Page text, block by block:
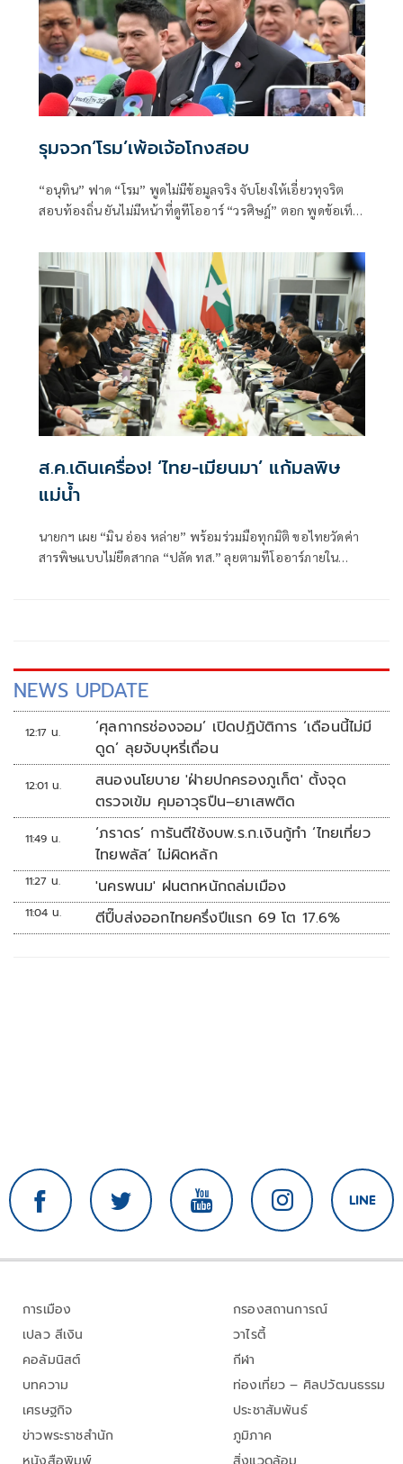
รุมจวก‘โรม’เพ้อเจ้อโกงสอบ
“อนุทิน” ฟาด “โรม” พูดไม่มีข้อมูลจริง จับโยงให้เอี่ยวทุจริต
สอบท้องถิ่น ยันไม่มีหน้าที่ดูทีโออาร์ “วรศิษฎ์” ตอก พูดข้อเท็จ
ส.ค.เดินเครื่อง! ‘ไทย-เมียนมา’ แก้มลพิษ
แม่นํ้า
นายกฯ เผย “มิน อ่อง หล่าย” พร้อมร่วมมือทุกมิติ ขอไทยวัดค่า
สารพิษแบบไม่ยึดสากล “ปลัด ทส.” ลุยตามทีโออาร์ภายใน
NEWS UPDATE
12:17 น.
‘ศุลกากรช่องจอม’ เปิดปฏิบัติการ ‘เดือนนี้ไม่มี
ดูด’ ลุยจับบุหรี่เถื่อน
12:01 น.
สนองนโยบาย 'ฝ่ายปกครองภูเก็ต' ตั้งจุด
ตรวจเข้ม คุมอาวุธปืน–ยาเสพติด
11:49 น.
‘ภราดร’ การันตีใช้งบพ.ร.ก.เงินกู้ทำ ‘ไทยเที่ยว
ไทยพลัส’ ไม่ผิดหลัก
11:27 น. 'นครพนม' ฝนตกหนักถล่มเมือง
11:04 น. ตีปี๊บส่งออกไทยครึ่งปีแรก 69 โต 17.6%
การเมือง
เปลว สีเงิน
คอลัมนิสต์
บทความ
เศรษฐกิจ
ข่าวพระราชสำนัก
กรองสถานการณ์
วาไรตี้
กีฬา
ท่องเที่ยว – ศิลปวัฒนธรรม
ประชาสัมพันธ์
ภูมิภาค